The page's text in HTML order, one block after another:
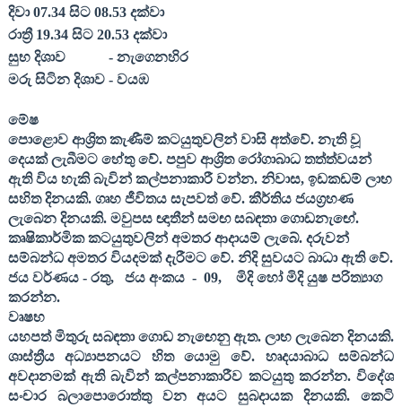
දිවා07.34සිට 08.53දක්වා
රාත්‍රී 19.34සිට 20.53දක්වා
සුභ දිශාව
- නැගෙනහිර
මරු සිටින දිශාව - වයඹ
මේෂ
පොළොව ආශ්‍රිත කැණීම් කටයුතුවලින් වාසි අත්වේ. නැති වූ
දෙයක් ලැබීමට හේතු වේ. පපුව ආශ්‍රිත රෝගාබාධ තත්ත්වයන්
ඇති විය හැකි බැවින් කල්පනාකාරී වන්න. නිවාස, ඉඩකඩම් ලාභ
සහිත දිනයකි. ගෘහ ජීවිතය සැපවත් වේ. කීර්තිය ජයග්‍රහණ
ලැබෙන දිනයකි. මවුපස ඥාතීන් සමඟ සබඳතා ගොඩනැඟේ.
කෘෂිකාර්මික කටයුතුවලින් අමතර ආදායම් ලැබේ. දරුවන්
සම්බන්ධ අමතර වියදමක් දැරීමට වේ. නිදි සුවයට බාධා ඇති වේ.
ජය වර්ණය - රතු, ජය අංකය - 09,
මිදි හෝ මිදි යුෂ පරිත්‍යාග
කරන්න.
වෘෂභ
යහපත් මිතුරු සබඳතා ගොඩ නැඟෙනු ඇත. ලාභ ලැබෙන දිනයකි.
ශාස්ත්‍රීය අධ්‍යාපනයට හිත යොමු වේ. හෘදයාබාධ සම්බන්ධ
අවදානමක් ඇති බැවින් කල්පනාකාරීව කටයුතු කරන්න. විදේශ
සංචාර බලාපොරොත්තු වන අයට සුබදායක දිනයකි. කෙටි